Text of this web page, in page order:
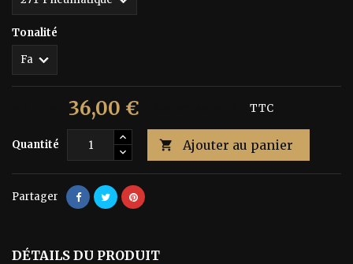
Tonalité
36,00 € TTC
Quantité  Ajouter au panier
Partager
DÉTAILS DU PRODUIT